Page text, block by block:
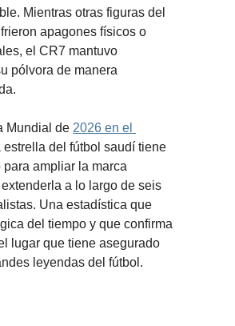
Mientras otras figuras del
apagones físicos o
el CR7 mantuvo
pólvora de manera
Mundial de 2026 en el
estrella del fútbol saudí tiene
para ampliar la marca
a lo largo de seis
Una estadística que
del tiempo y que confirma
lugar que tiene asegurado
leyendas del fútbol.